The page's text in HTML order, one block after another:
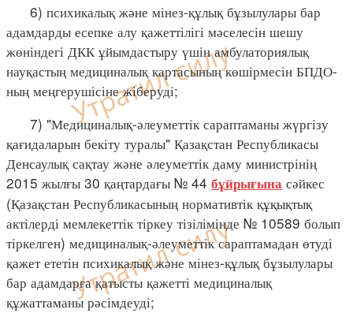
6) психикалық және мінез-құлық бұзылулары бар
адамдарды есепке алу қажеттілігі мәселесін шешу
жөніндегі ДКК ұйымдастыру үшін амбулаториялық
науқастың медициналық картасының көшірмесін БПДО-
ның меңгерушісіне жіберуді;
7) "Медициналық-әлеуметтік сараптаманы жүргізу
қағидаларын бекіту туралы" Қазақстан Республикасы
Денсаулық сақтау және әлеуметтік даму министрінің
2015 жылғы 30 қаңтардағы № 44 бұйрығына сәйкес
(Қазақстан Республикасының нормативтік құқықтық
актілерді мемлекеттік тіркеу тізілімінде № 10589 болып
тіркелген) медициналық-әлеуметтік сараптамадан өтуді
қажет ететін психикалық және мінез-құлық бұзылулары
бар адамдарға қатысты қажетті медициналық
құжаттаманы рәсімдеуді;